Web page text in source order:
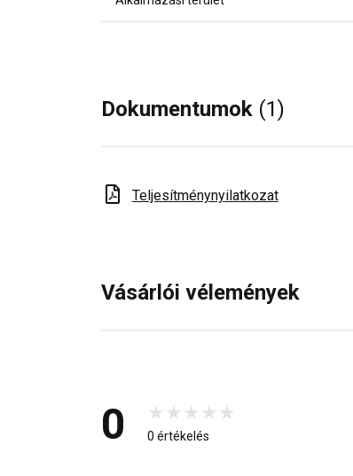
Dokumentumok (1)
Teljesítménynyilatkozat
Vásárlói vélemények
0 0 értékelés